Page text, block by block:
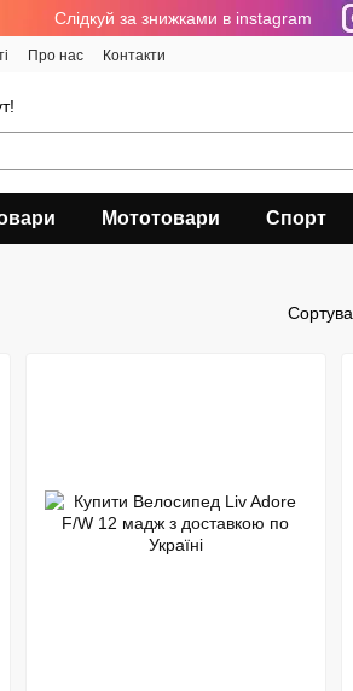
Cлідкуй за знижками в instagram
Про нас Контакти
Мототовари Спорт